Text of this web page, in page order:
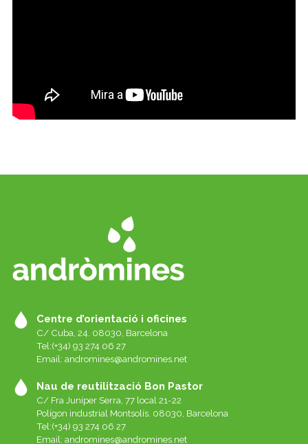
Centre d’orientació i oficines
C/ Cuba, 24. 08030, Barcelona
Tel:(+34) 93 274 06 27
Email: andromines@andromines.net
Nau de reutilització Bon Pastor
C/ Fra Juníper Serra, 77 local 21-22
Polígon industrial Montsolís. 08030, Barcelona
Tel:(+34) 93 274 06 27
Email: andromines@andromines.net